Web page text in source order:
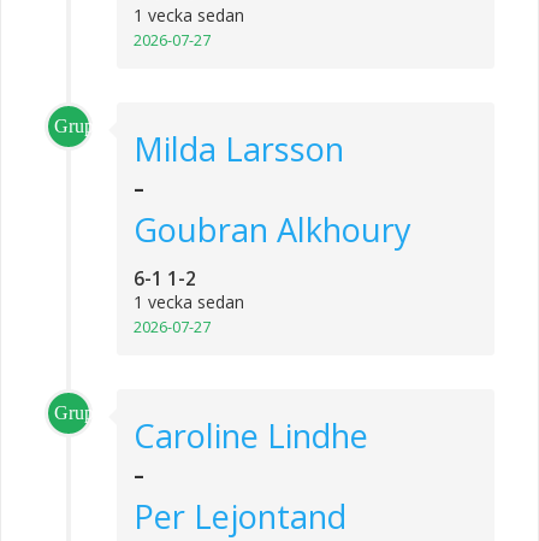
1 vecka sedan
2026-07-27
Grupp_4
Milda Larsson
-
Goubran Alkhoury
6-1 1-2
1 vecka sedan
2026-07-27
Grupp_2
Caroline Lindhe
-
Per Lejontand